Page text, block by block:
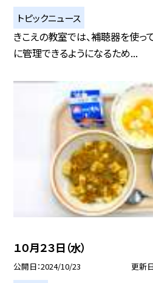
トピックニュース
きこえの教室では、補聴器を使っ
に管理できるようになるため...
１０月２３日（水）
公開日 2024/10/23 更新